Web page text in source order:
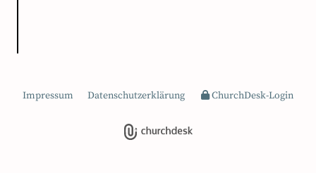
Impressum Datenschutzerklärung ChurchDesk-Login